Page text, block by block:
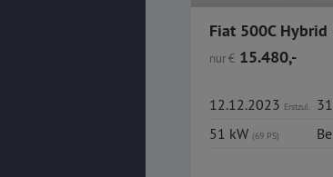
nur€ 15.480,-
12.12.2023 Erstzul.
51 kW (69 PS)